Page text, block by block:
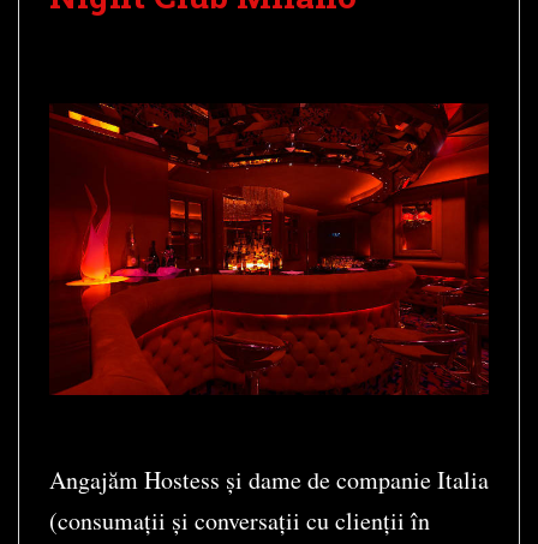
Angajăm Hostess și dame de companie Italia
(consumații și conversații cu clienții în